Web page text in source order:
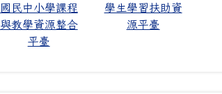
國民中小學課程
與教學資源整合
平臺
學生學習扶助資
源平臺